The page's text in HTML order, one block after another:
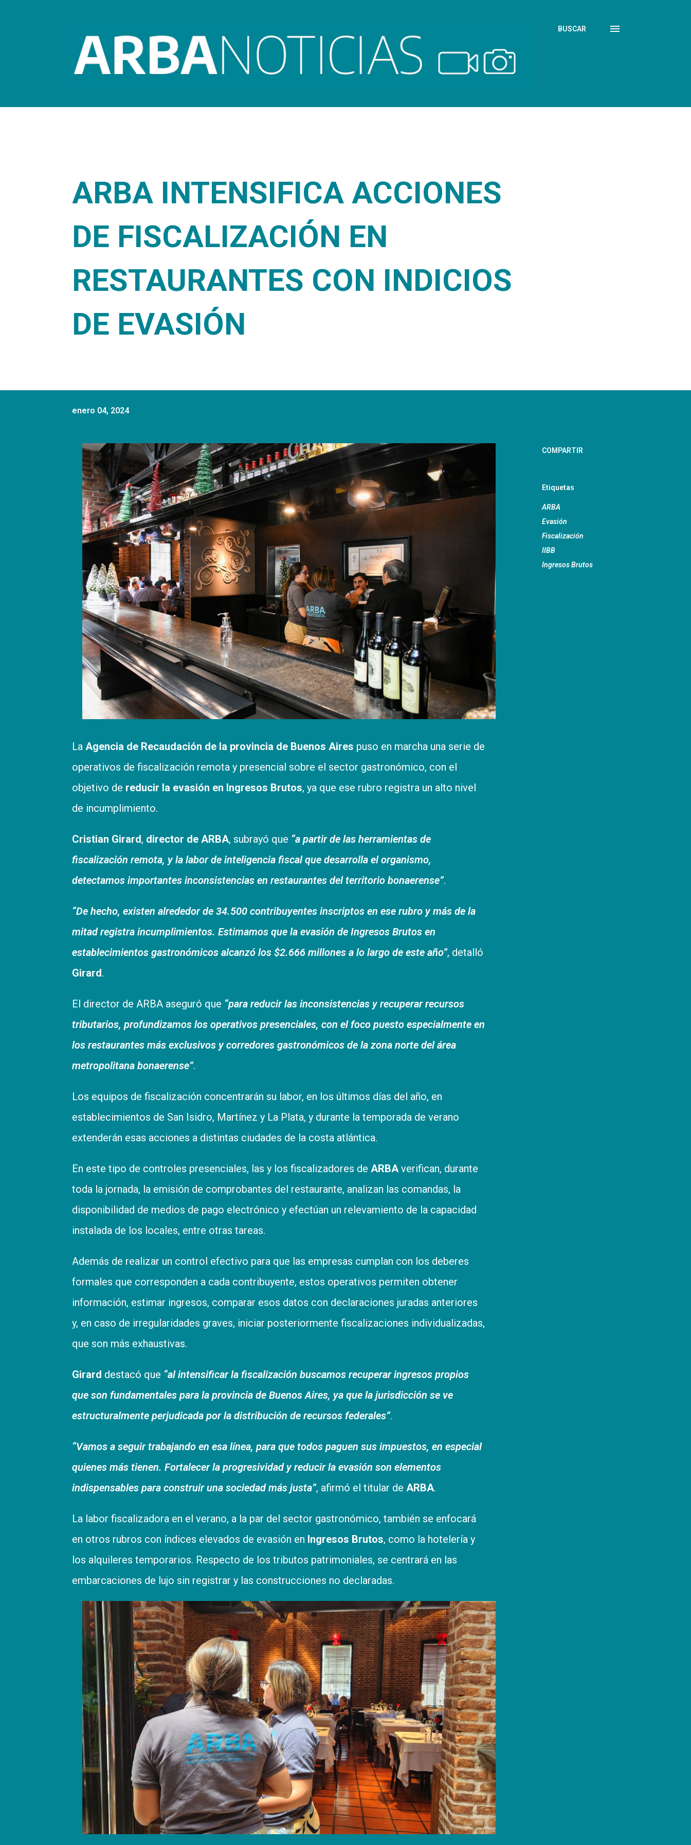
BUSCAR
ARBA INTENSIFICA ACCIONES
DE FISCALIZACIÓN EN
RESTAURANTES CON INDICIOS
DE EVASIÓN
enero 04, 2024
La Agencia de Recaudación de la provincia de Buenos Aires puso en marcha una serie de
operativos de fiscalización remota y presencial sobre el sector gastronómico, con el
objetivo de reducir la evasión en Ingresos Brutos, ya que ese rubro registra un alto nivel
de incumplimiento.
Cristian Girard, director de ARBA, subrayó que “a partir de las herramientas de
fiscalización remota, y la labor de inteligencia fiscal que desarrolla el organismo,
detectamos importantes inconsistencias en restaurantes del territorio bonaerense”.
“De hecho, existen alrededor de 34.500 contribuyentes inscriptos en ese rubro y más de la
mitad registra incumplimientos. Estimamos que la evasión de Ingresos Brutos en
establecimientos gastronómicos alcanzó los $2.666 millones a lo largo de este año”, detalló
Girard.
El director de ARBA aseguró que “para reducir las inconsistencias y recuperar recursos
tributarios, profundizamos los operativos presenciales, con el foco puesto especialmente en
los restaurantes más exclusivos y corredores gastronómicos de la zona norte del área
metropolitana bonaerense”.
Los equipos de fiscalización concentrarán su labor, en los últimos días del año, en
establecimientos de San Isidro, Martínez y La Plata, y durante la temporada de verano
extenderán esas acciones a distintas ciudades de la costa atlántica.
En este tipo de controles presenciales, las y los fiscalizadores de ARBAverifican, durante
toda la jornada, la emisión de comprobantes del restaurante, analizan las comandas, la
disponibilidad de medios de pago electrónico y efectúan un relevamiento de la capacidad
instalada de los locales, entre otras tareas.
Además de realizar un control efectivo para que las empresas cumplan con los deberes
formales que corresponden a cada contribuyente, estos operativos permiten obtener
información, estimar ingresos, comparar esos datos con declaraciones juradas anteriores
y, en caso de irregularidades graves, iniciar posteriormente fiscalizaciones individualizadas,
que son más exhaustivas.
Girard destacó que “al intensificar la fiscalización buscamos recuperar ingresos propios
que son fundamentales para la provincia de Buenos Aires, ya que la jurisdicción se ve
estructuralmente perjudicada por la distribución de recursos federales”.
“Vamos a seguir trabajando en esa línea, para que todos paguen sus impuestos, en especial
quienes más tienen. Fortalecer la progresividad y reducir la evasión son elementos
indispensables para construir una sociedad más justa”, afirmó el titular de ARBA.
La labor fiscalizadora en el verano, a la par del sector gastronómico, también se enfocará
en otros rubros con índices elevados de evasión en Ingresos Brutos, como la hotelería y
los alquileres temporarios. Respecto de los tributos patrimoniales, se centrará en las
embarcaciones de lujo sin registrar y las construcciones no declaradas.
COMPARTIR
Etiquetas
ARBA
Evasión
Fiscalización
IIBB
Ingresos Brutos